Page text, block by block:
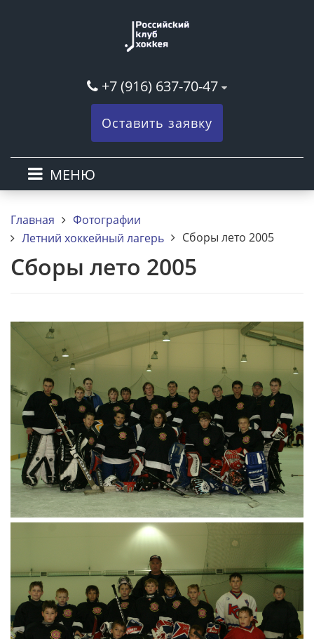
+7 (916) 637-70-47
Оставить заявку
МЕНЮ
Главная
Фотографии
Летний хоккейный лагерь
Сборы лето 2005
Сборы лето 2005